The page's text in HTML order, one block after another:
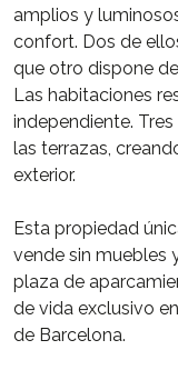
amplios y
confort. Dos de
que otro dispone
Las habitaciones
independiente.
las terrazas,
exterior.
Esta propiedad
vende sin muebles
plaza de
de vida exclusivo
de Barcelona.